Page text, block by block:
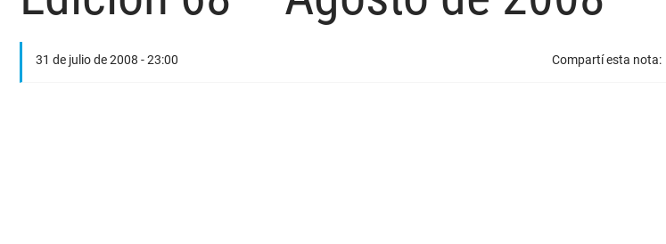
31 de julio de 2008 - 23:00 Compartí esta nota: